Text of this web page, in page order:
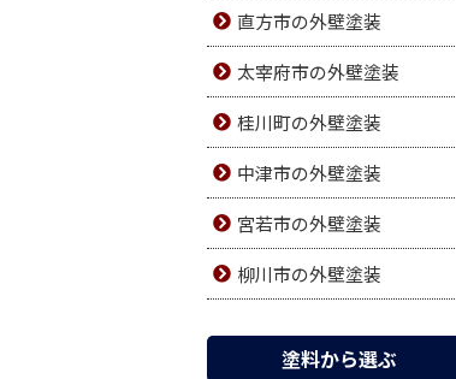
直方市の外壁塗装
太宰府市の外壁塗装
桂川町の外壁塗装
中津市の外壁塗装
宮若市の外壁塗装
柳川市の外壁塗装
塗料から選ぶ